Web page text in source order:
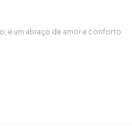
é um abraço de amor e conforto